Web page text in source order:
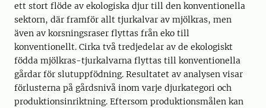
ett stort flöde av ekologiska djur till den konventionella
sektorn, där framför allt tjurkalvar av mjölkras, men
även av korsningsraser flyttas från eko till
konventionellt. Cirka två tredjedelar av de ekologiskt
födda mjölkras-tjurkalvarna flyttas till konventionella
gårdar för slutuppfödning. Resultatet av analysen visar
förlusterna på gårdsnivå inom varje djurkategori och
produktionsinriktning. Eftersom produktionsmålen kan